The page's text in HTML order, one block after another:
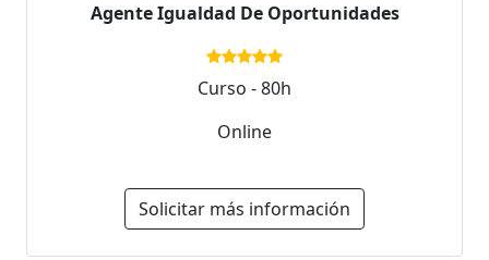
Agente Igualdad De Oportunidades
Curso - 80h
Online
Solicitar más información